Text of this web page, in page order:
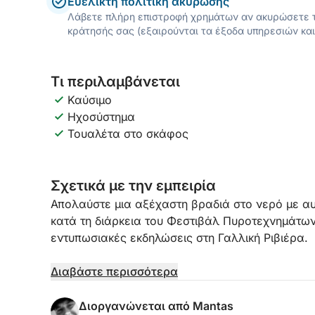
Λάβετε πλήρη επιστροφή χρημάτων αν ακυρώσετε
κράτησής σας (εξαιρούνται τα έξοδα υπηρεσιών
Τι περιλαμβάνεται
Καύσιμο
Ηχοσύστημα
Τουαλέτα στο σκάφος
Σχετικά με την εμπειρία
Απολαύστε μια αξέχαστη βραδιά στο νερό με
κατά τη διάρκεια του Φεστιβάλ
εντυπωσιακές εκδηλώσεις στη Γαλλική Ριβιέρα.
Αναχωρώντας από το Port Canto στις Κάννες,
ανεμπόδιστη θέα της παράστασης. Από την
Διαβάστε περισσότερα
Διοργανώνεται από Mantas